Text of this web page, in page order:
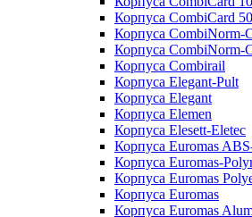
Корпуса CombiCard
Корпуса CombiNorm-
Корпуса CombiNorm-
Корпуса Combirail
Корпуса Elegant-Pult
Корпуса Elegant
Корпуса Elemen
Корпуса Elesett-Eletec
Корпуса Euromas
Корпуса Euromas-
Корпуса Euromas
Корпуса Euromas
Корпуса Euromas